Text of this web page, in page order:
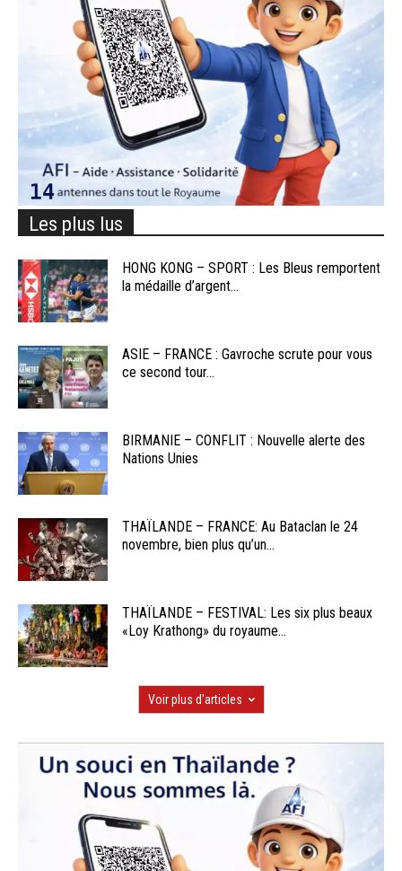
Les plus lus
HONG KONG – SPORT : Les Bleus remportent
la médaille d’argent...
ASIE – FRANCE : Gavroche scrute pour vous
ce second tour...
BIRMANIE – CONFLIT : Nouvelle alerte des
Nations Unies
THAÏLANDE – FRANCE: Au Bataclan le 24
novembre, bien plus qu’un...
THAÏLANDE – FESTIVAL: Les six plus beaux
«Loy Krathong» du royaume...
Voir plus d'articles